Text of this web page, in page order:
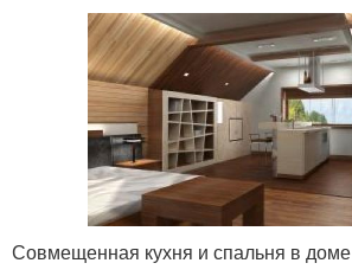
Совмещенная кухня и спальня в доме